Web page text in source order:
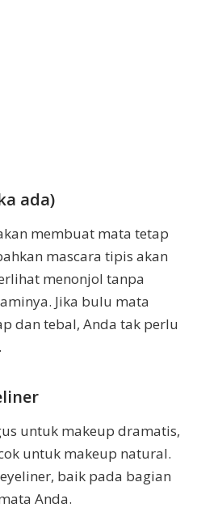
ada)
membuat mata tetap
mascara tipis akan
menonjol tanpa
Jika bulu mata
dan tebal, Anda tak perlu
untuk makeup dramatis,
untuk makeup natural.
baik pada bagian
Anda.